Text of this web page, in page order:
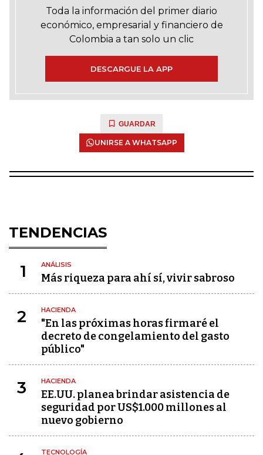
Toda la información del primer diario
económico, empresarial y financiero de
Colombia a tan solo un clic
DESCARGUE LA APP
GUARDAR
UNIRSE A WHATSAPP
TENDENCIAS
1 ANÁLISIS
Más riqueza para ahí sí, vivir sabroso
2 HACIENDA
"En las próximas horas firmaré el
decreto de congelamiento del gasto
público"
3 HACIENDA
EE.UU. planea brindar asistencia de
seguridad por US$1.000 millones al
nuevo gobierno
TECNOLOGÍA